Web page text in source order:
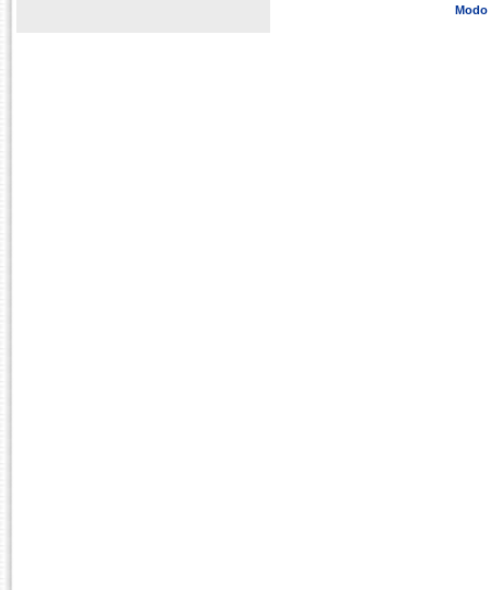
Modo